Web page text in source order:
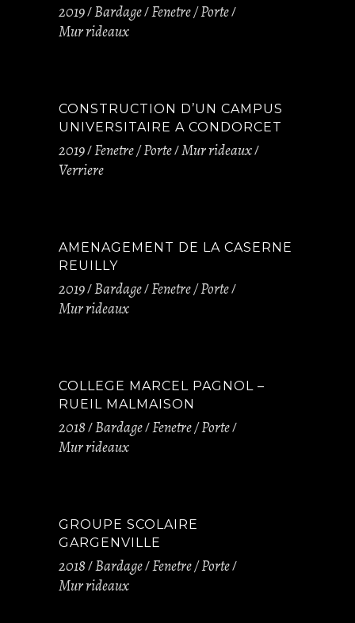
2019 Bardage Fenetre / Porte
Mur rideaux
CONSTRUCTION D’UN CAMPUS
UNIVERSITAIRE A CONDORCET
2019 Fenetre / Porte Mur rideaux
Verriere
AMENAGEMENT DE LA CASERNE
REUILLY
2019 Bardage Fenetre / Porte
Mur rideaux
COLLEGE MARCEL PAGNOL –
RUEIL MALMAISON
2018 Bardage Fenetre / Porte
Mur rideaux
GROUPE SCOLAIRE
GARGENVILLE
2018 Bardage Fenetre / Porte
Mur rideaux